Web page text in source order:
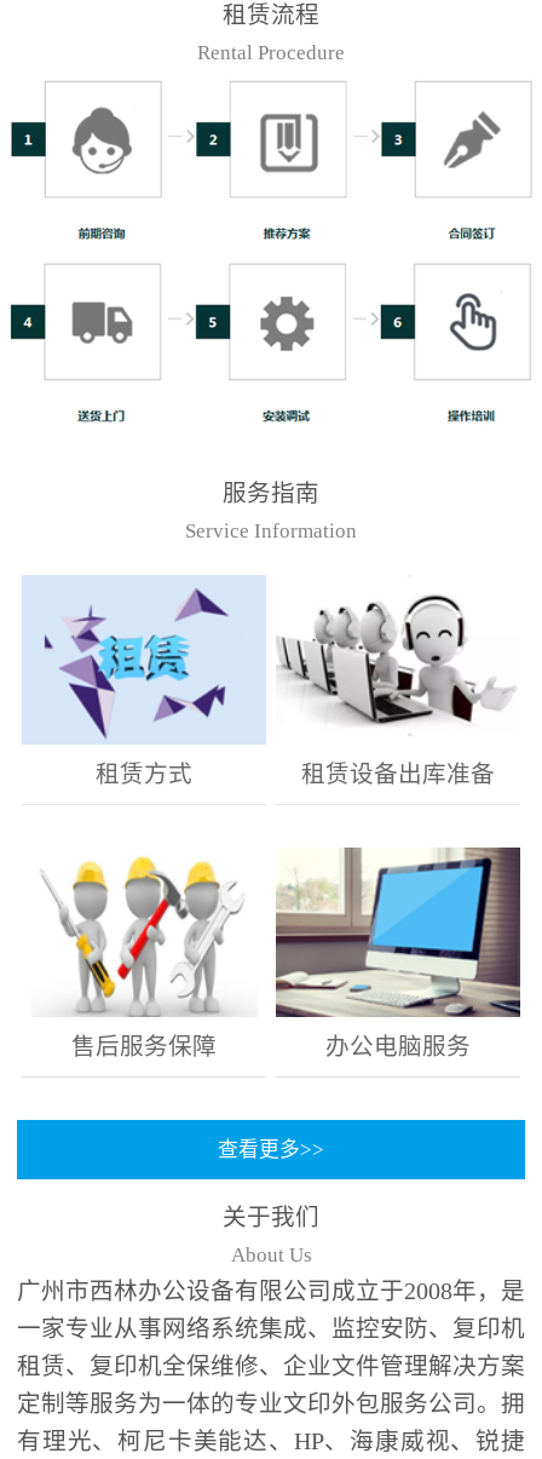
租赁流程
Rental Procedure
服务指南
Service Information
租赁方式 租赁设备出库准备
售后服务保障 办公电脑服务
查看更多>>
关于我们
About Us
广州市西林办公设备有限公司成立于2008年，是
一家专业从事网络系统集成、监控安防、复印机
租赁、复印机全保维修、企业文件管理解决方案
定制等服务为一体的专业文印外包服务公司。拥
有理光、柯尼卡美能达、HP、海康威视、锐捷